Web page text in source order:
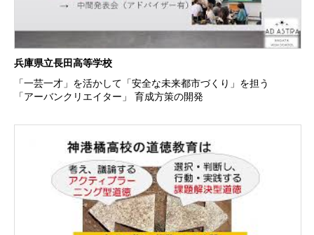
兵庫県立長田高等学校
「一芸一才」を活かして「安全な未来都市づくり」を担う
「アーバンクリエイター」 育成方策の開発